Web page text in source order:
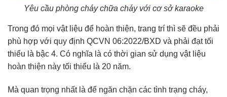
Yêu cầu phòng cháy chữa cháy với cơ sở karaoke
Trong đó mọi vật liệu để hoàn thiện, trang trí thì sẽ đều phải
phù hợp với quy định QCVN 06:2022/BXD và phải đạt tối
thiểu là bậc 4. Có nghĩa là có thời gian sử dụng vật liệu
hoàn thiện này tối thiểu là 20 năm.
Mà quan trọng nhất là để ngăn chặn các tình trạng cháy,